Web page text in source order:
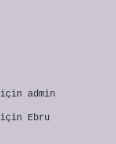
için admin
için Ebru